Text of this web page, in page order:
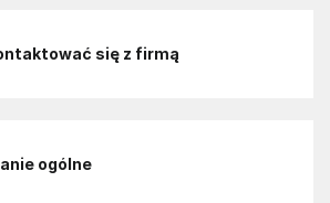
się z firmą
ogólne